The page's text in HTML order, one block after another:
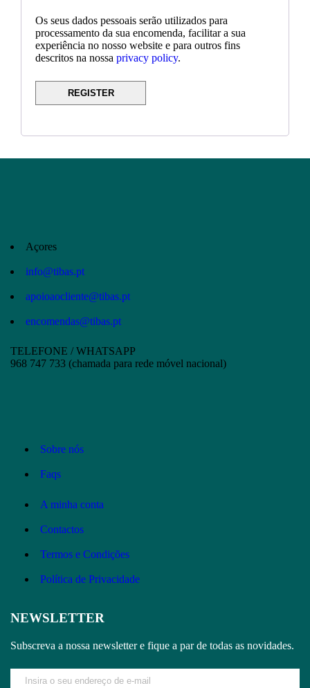
Os seus dados pessoais serão utilizados para
processamento da sua encomenda, facilitar a sua
experiência no nosso website e para outros fins
descritos na nossa privacy policy.
REGISTER
Açores
info@tibas.pt
apoioaocliente@tibas.pt
encomendas@tibas.pt
TELEFONE / WHATSAPP
968 747 733 (chamada para rede móvel nacional)
Sobre nós
Faqs
A minha conta
Contactos
Termos e Condições
Política de Privacidade
NEWSLETTER
Subscreva a nossa newsletter e fique a par de todas as novidades.